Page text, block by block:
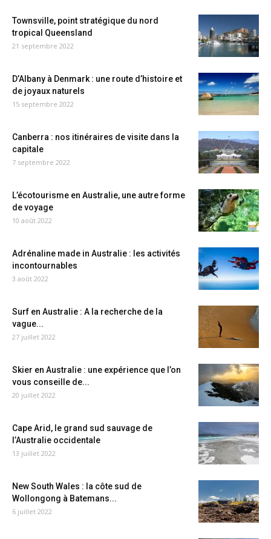
Townsville, point stratégique du nord
tropical Queensland
21 septembre 2022
D’Albany à Denmark : une route d’histoire et
de joyaux naturels
15 septembre 2022
Canberra : nos itinéraires de visite dans la
capitale
7 septembre 2022
L’écotourisme en Australie, une autre forme
de voyage
10 août 2022
Adrénaline made in Australie : les activités
incontournables
3 août 2022
Surf en Australie : A la recherche de la
vague...
27 juillet 2022
Skier en Australie : une expérience que l’on
vous conseille de...
20 juillet 2022
Cape Arid, le grand sud sauvage de
l’Australie occidentale
13 juillet 2022
New South Wales : la côte sud de
Wollongong à Batemans...
6 juillet 2022